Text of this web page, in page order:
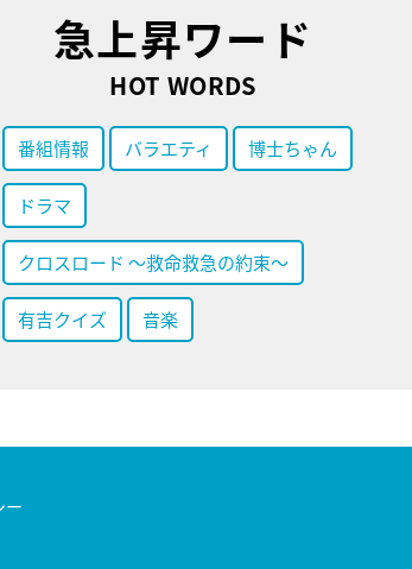
急上昇ワード
HOT WORDS
番組情報 バラエティ 博士ちゃん
ドラマ
クロスロード ～救命救急の約束～
有吉クイズ 音楽
ー